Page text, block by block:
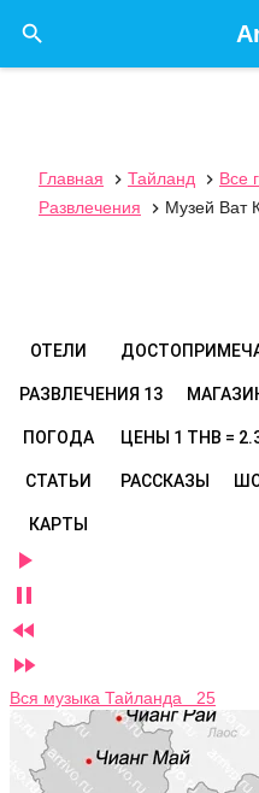

Главная  Тайланд  Все
Развлечения
 Музей Ват
ОТЕЛИ
РАЗВЛЕЧЕНИЯ 13
ПОГОДА ЦЕНЫ 1 THB =
СТАТЬИ РАССКАЗЫ
КАРТЫ




Вся музыка Тайланда 25